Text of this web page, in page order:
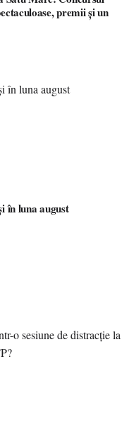
premii și un
în luna august